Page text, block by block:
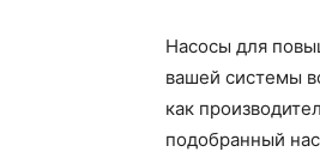
Насосы для
вашей системы
как
подобранный